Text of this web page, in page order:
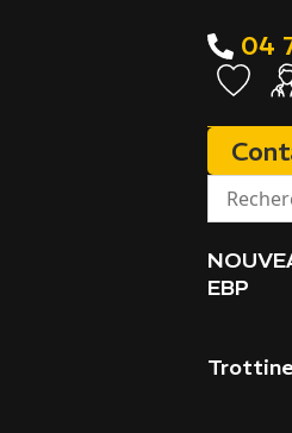
04
EBP
Électrique/